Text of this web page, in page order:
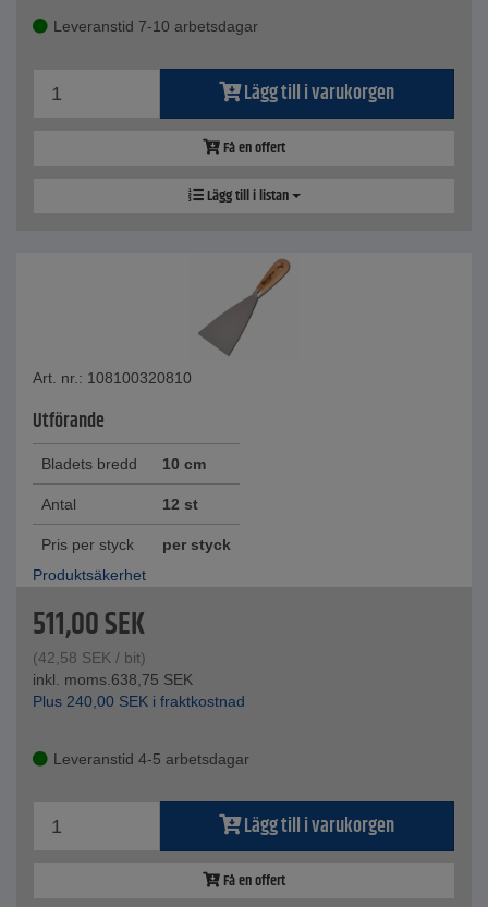
Leveranstid 7-10 arbetsdagar
Lägg till i varukorgen
Få en offert
Lägg till i listan
Art. nr.: 108100320810
Utförande
Bladets bredd 10 cm
Antal 12 st
Pris per styck
per styck
Produktsäkerhet
511,00SEK
(42,58 SEK / bit)
inkl. moms.638,75 SEK
Plus 240,00 SEK i fraktkostnad
Leveranstid 4-5 arbetsdagar
Lägg till i varukorgen
Få en offert